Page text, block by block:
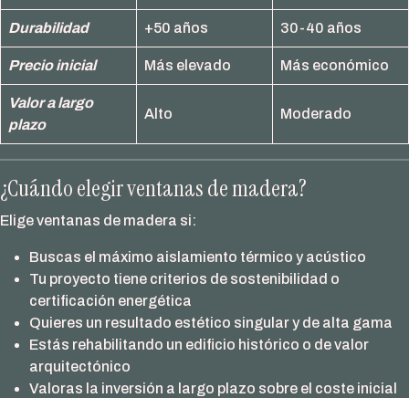
Durabilidad +50 años 30-40 años
Precio inicial Más elevado Más económico
Valor a largo
plazo
Alto Moderado
¿Cuándo elegir ventanas de madera?
Elige ventanas de madera si:
Buscas el máximo aislamiento térmico y acústico
Tu proyecto tiene criterios de sostenibilidad o
certificación energética
Quieres un resultado estético singular y de alta gama
Estás rehabilitando un edificio histórico o de valor
arquitectónico
Valoras la inversión a largo plazo sobre el coste inicial